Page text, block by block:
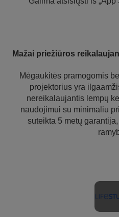
Mažai priežiūros
Mėgaukitės pramogomis
projektorius yra
nereikalaujantis lempų
naudojimui su minimaliu
suteikta 5 metų